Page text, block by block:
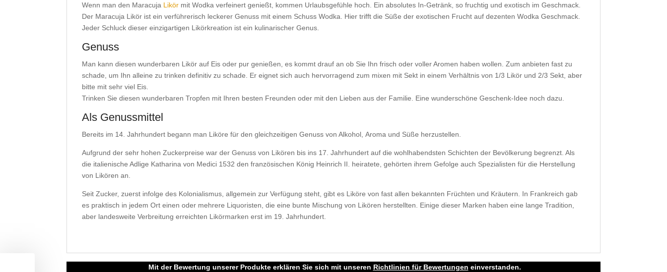
Wenn man den Maracuja Likör mit Wodka verfeinert genießt, kommen Urlaubsgefühle hoch. Ein absolutes In-Getränk, so fruchtig und exotisch im Geschmack.
Der Maracuja Likör ist ein verführerisch leckerer Genuss mit einem Schuss Wodka. Hier trifft die Süße der exotischen Frucht auf dezenten Wodka Geschmack.
Jeder Schluck dieser einzigartigen Likörkreation ist ein kulinarischer Genus.
Genuss
Man kann diesen wunderbaren Likör auf Eis oder pur genießen, es kommt drauf an ob Sie Ihn frisch oder voller Aromen haben wollen. Zum anbieten fast zu
schade, um Ihn alleine zu trinken definitiv zu schade. Er eignet sich auch hervorragend zum mixen mit Sekt in einem Verhältnis von 1/3 Likör und 2/3 Sekt, aber
bitte mit sehr viel Eis.
Trinken Sie diesen wunderbaren Tropfen mit Ihren besten Freunden oder mit den Lieben aus der Familie. Eine wunderschöne Geschenk-Idee noch dazu.
Als Genussmittel
Bereits im 14. Jahrhundert begann man Liköre für den gleichzeitigen Genuss von Alkohol, Aroma und Süße herzustellen.
Aufgrund der sehr hohen Zuckerpreise war der Genuss von Likören bis ins 17. Jahrhundert auf die wohlhabendsten Schichten der Bevölkerung begrenzt. Als
die italienische Adlige Katharina von Medici 1532 den französischen König Heinrich II. heiratete, gehörten ihrem Gefolge auch Spezialisten für die Herstellung
von Likören an.
Seit Zucker, zuerst infolge des Kolonialismus, allgemein zur Verfügung steht, gibt es Liköre von fast allen bekannten Früchten und Kräutern. In Frankreich gab
es praktisch in jedem Ort einen oder mehrere Liquoristen, die eine bunte Mischung von Likören herstellten. Einige dieser Marken haben eine lange Tradition,
aber landesweite Verbreitung erreichten Likörmarken erst im 19. Jahrhundert.
Mit der Bewertung unserer Produkte erklären Sie sich mit unseren Richtlinien für Bewertungen einverstanden.